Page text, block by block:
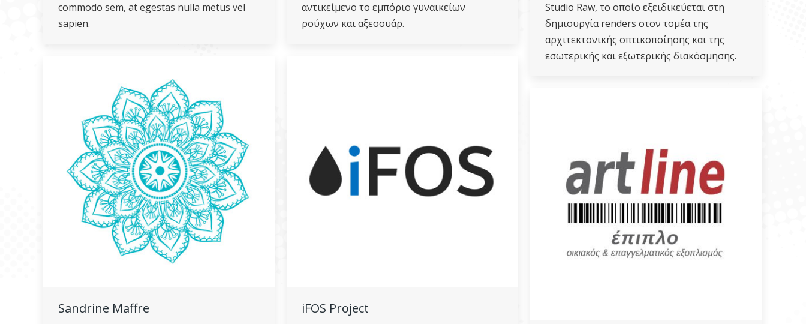
commodo sem, at egestas nulla metus vel
sapien.
αντικείμενο το εμπόριο γυναικείων
ρούχων και αξεσουάρ.
Studio Raw, το οποίο εξειδικεύεται στη
δημιουργία renders στον τομέα της
αρχιτεκτονικής οπτικοποίησης και της
εσωτερικής και εξωτερικής διακόσμησης.
Sandrine Maffre iFOS Project